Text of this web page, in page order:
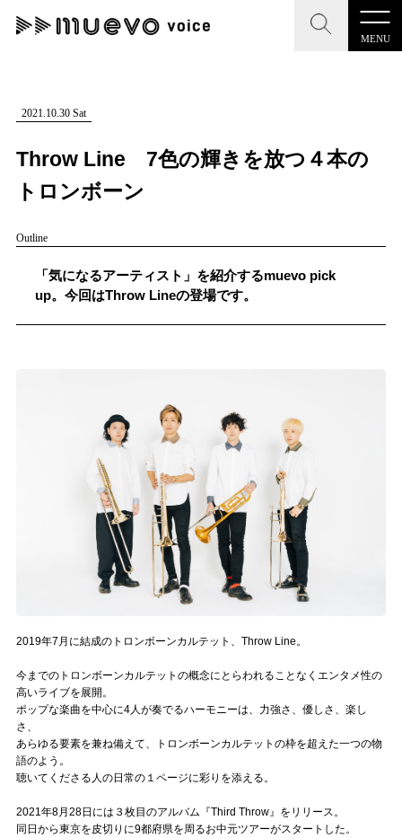
MENU
CLOSE
記事を検索する
人気ワード
#男性SSW #ポップス #女性SSW
CLOSE
"読者の声を形にする”音楽特化メディア
MENU
記事一覧
記事リクエスト
muevoクラウドファンディング
muevoコミュニティ
ぶいクラ！by muevo
ぶいコミュ！by muevo
ぶいマガ！ by muevo
Follow us
Official SNS
2021.10.30 Sat
Throw Line 7色の輝きを放つ４本の
トロンボーン
Outline
「気になるアーティスト」を紹介するmuevo pick
up。今回はThrow Lineの登場です。
2019年7月に結成のトロンボーンカルテット、Throw Line。
今までのトロンボーンカルテットの概念にとらわれることなくエンタメ性の
高いライブを展開。
ポップな楽曲を中心に4人が奏でるハーモニーは、力強さ、優しさ、楽し
さ、
あらゆる要素を兼ね備えて、トロンボーンカルテットの枠を超えた一つの物
語のよう。
聴いてくださる人の日常の１ページに彩りを添える。
2021年8月28日には３枚目のアルバム『Third Throw』をリリース。
同日から東京を皮切りに9都府県を周るお中元ツアーがスタートした。